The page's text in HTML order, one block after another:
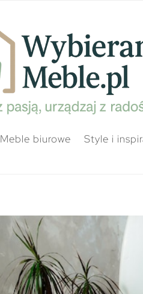
Meble biurowe Style i